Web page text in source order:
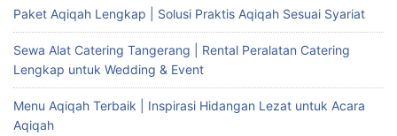
Paket Aqiqah Lengkap | Solusi Praktis Aqiqah Sesuai Syariat
Sewa Alat Catering Tangerang | Rental Peralatan Catering
Lengkap untuk Wedding & Event
Menu Aqiqah Terbaik | Inspirasi Hidangan Lezat untuk Acara
Aqiqah